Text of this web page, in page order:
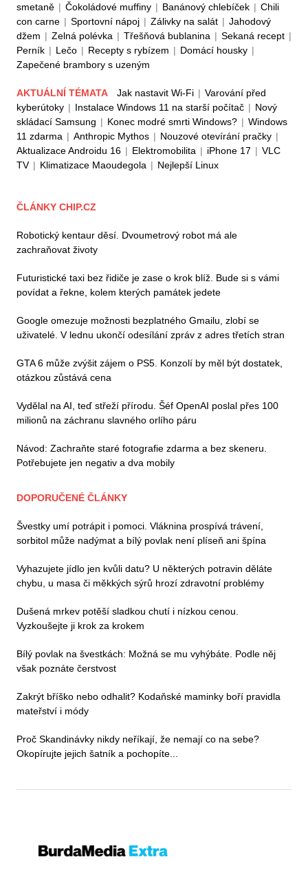
smetaně | Čokoládové muffiny | Banánový chlebíček | Chili
con carne | Sportovní nápoj | Zálivky na salát | Jahodový
džem | Zelná polévka | Třešňová bublanina | Sekaná recept |
Perník | Lečo | Recepty s rybízem | Domácí housky |
Zapečené brambory s uzeným
AKTUÁLNÍ TÉMATA Jak nastavit Wi-Fi | Varování před
kyberútoky | Instalace Windows 11 na starší počítač | Nový
skládací Samsung | Konec modré smrti Windows? | Windows
11 zdarma | Anthropic Mythos | Nouzové otevírání pračky |
Aktualizace Androidu 16 | Elektromobilita | iPhone 17 | VLC
TV | Klimatizace Maoudegola | Nejlepší Linux
ČLÁNKY CHIP.CZ
Robotický kentaur děsí. Dvoumetrový robot má ale
zachraňovat životy
Futuristické taxi bez řidiče je zase o krok blíž. Bude si s vámi
povídat a řekne, kolem kterých památek jedete
Google omezuje možnosti bezplatného Gmailu, zlobí se
uživatelé. V lednu ukončí odesílání zpráv z adres třetích stran
GTA 6 může zvýšit zájem o PS5. Konzolí by měl být dostatek,
otázkou zůstává cena
Vydělal na AI, teď střeží přírodu. Šéf OpenAI poslal přes 100
milionů na záchranu slavného orlího páru
Návod: Zachraňte staré fotografie zdarma a bez skeneru.
Potřebujete jen negativ a dva mobily
DOPORUČENÉ ČLÁNKY
Švestky umí potrápit i pomoci. Vláknina prospívá trávení,
sorbitol může nadýmat a bílý povlak není plíseň ani špína
Vyhazujete jídlo jen kvůli datu? U některých potravin děláte
chybu, u masa či měkkých sýrů hrozí zdravotní problémy
Dušená mrkev potěší sladkou chutí i nízkou cenou.
Vyzkoušejte ji krok za krokem
Bílý povlak na švestkách: Možná se mu vyhýbáte. Podle něj
však poznáte čerstvost
Zakrýt bříško nebo odhalit? Kodaňské maminky boří pravidla
mateřství i módy
Proč Skandinávky nikdy neříkají, že nemají co na sebe?
Okopírujte jejich šatník a pochopíte...